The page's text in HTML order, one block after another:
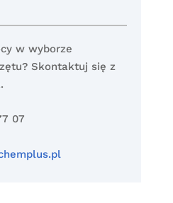
w wyborze
Skontaktuj się z
07